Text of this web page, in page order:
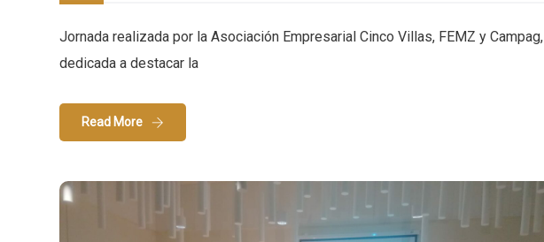
Jornada realizada por la Asociación Empresarial Cinco Villas, FEMZ y Campag,
dedicada a destacar la
Read More